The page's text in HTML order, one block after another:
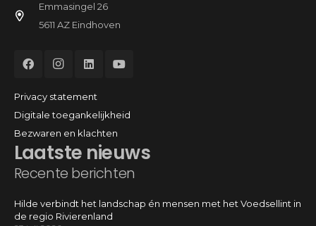
Laatste nieuws
Recente berichten
Hilde verbindt het landschap én mensen met het Voedsellint in
de regio Rivierenland
Emmasingel 26
5611 AZ Eindhoven
Privacy statement
Digitale toegankelijkheid
Bezwaren en klachten